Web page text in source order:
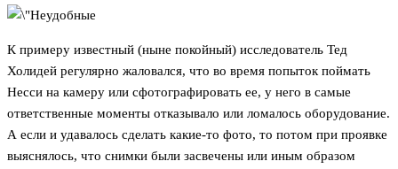
К примеру известный (ныне покойный) исследователь Тед
Холидей регулярно жаловался, что во время попыток поймать
Несси на камеру или сфотографировать ее, у него в самые
ответственные моменты отказывало или ломалось оборудование.
А если и удавалось сделать какие-то фото, то потом при проявке
выяснялось, что снимки были засвечены или иным образом